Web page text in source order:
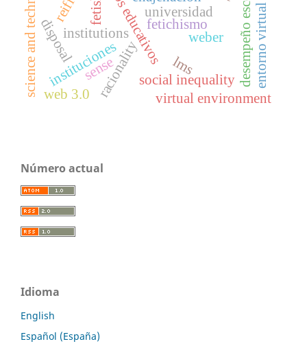
universidad
fetichismo desempeño escolar
social inequality
racionality
weber
institutions
instituciones
fetish
disposal
science and technology
virtual environment
lms entorno virtual
web 3.0
sense
Número actual
Idioma
English
Español (España)